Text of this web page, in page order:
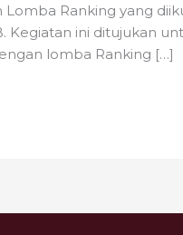
Ranking yang
ini ditujukan
lomba Ranking […]